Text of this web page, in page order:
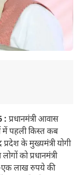
: प्रधानमंत्री आवास
में पहली किस्त कब
के मुख्यमंत्री योगी
को प्रधानमंत्री
लाख रुपये की